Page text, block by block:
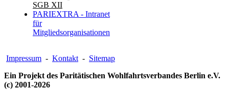
SGB XII
PARIEXTRA - Intranet
für
Mitgliedsorganisationen
Impressum - Kontakt - Sitemap
Ein Projekt des Paritätischen Wohlfahrtsverbandes Berlin e.V.
(c) 2001-2026